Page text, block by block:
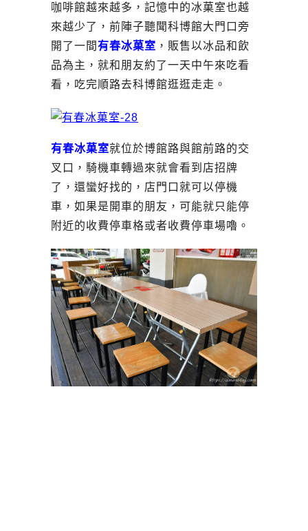
咖啡館越來越多，記憶中的冰菓室也越
來越少了，前陣子聽聞科博館大門口旁
開了一間有春冰菓室 ，販售以冰品和飲
品為主，就和朋友約了一天中午來吃看
看，吃完順路去科博館逛逛走走。
有春冰菓室就位於博館路與館前路的交
叉口，騎機車轉過來就會看到店招牌
了，還蠻好找的，店門口就可以停機
車，如果是開車的朋友，可能就只能停
附近的收費停車格或者收費停車場嚕。